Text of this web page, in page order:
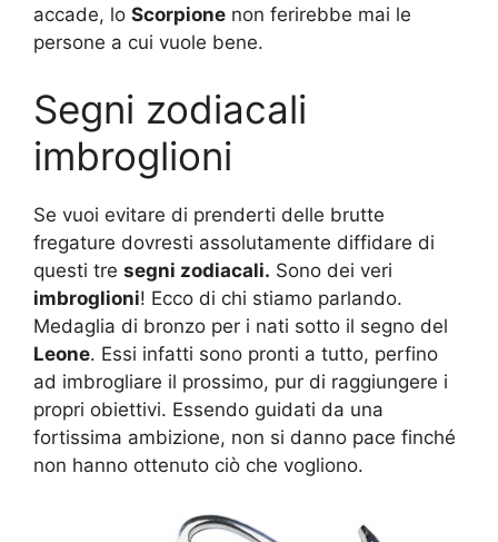
accade, lo Scorpione non ferirebbe mai le
persone a cui vuole bene.
Segni zodiacali
imbroglioni
Se vuoi evitare di prenderti delle brutte
fregature dovresti assolutamente diffidare di
questi tre segni zodiacali. Sono dei veri
imbroglioni! Ecco di chi stiamo parlando.
Medaglia di bronzo per i nati sotto il segno del
Leone. Essi infatti sono pronti a tutto, perfino
ad imbrogliare il prossimo, pur di raggiungere i
propri obiettivi. Essendo guidati da una
fortissima ambizione, non si danno pace finché
non hanno ottenuto ciò che vogliono.